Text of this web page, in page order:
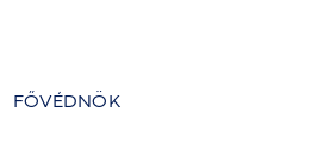
FŐVÉDNÖK